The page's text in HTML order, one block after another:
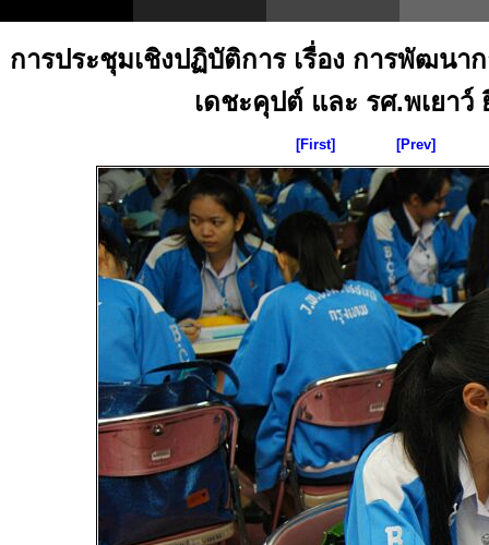
การประชุมเชิงปฏิบัติการ เรื่อง การพัฒน
เดชะคุปต์ และ รศ.พเยา
[First] [Prev]